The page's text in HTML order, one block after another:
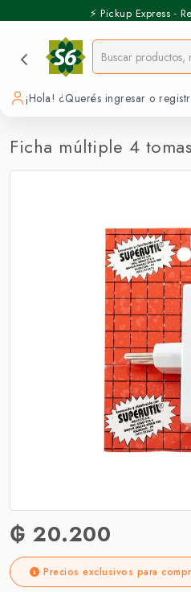
⚡️ Pickup Express -
¡Hola! ¿Querés ingresar o
Ficha múltiple 4
₲ 20.200
Precios exclusivos para